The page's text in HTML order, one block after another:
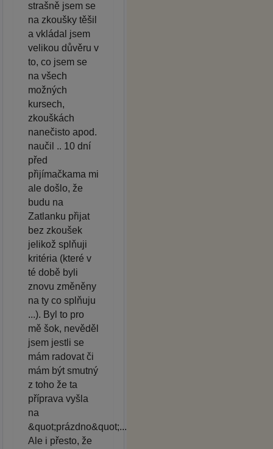
strašně jsem se
na zkoušky těšil
a vkládal jsem
velikou důvěru v
to, co jsem se
na všech
možných
kursech,
zkouškách
nanečisto apod.
naučil .. 10 dní
před
přijímačkama mi
ale došlo, že
budu na
Zatlanku přijat
bez zkoušek
jelikož splňuji
kritéria (které v
té době byli
znovu změněny
na ty co splňuju
...). Byl to pro
mě šok, nevěděl
jsem jestli se
mám radovat či
mám být smutný
z toho že ta
příprava vyšla
na
&quot;prázdno&quot;...
Ale i přesto, že